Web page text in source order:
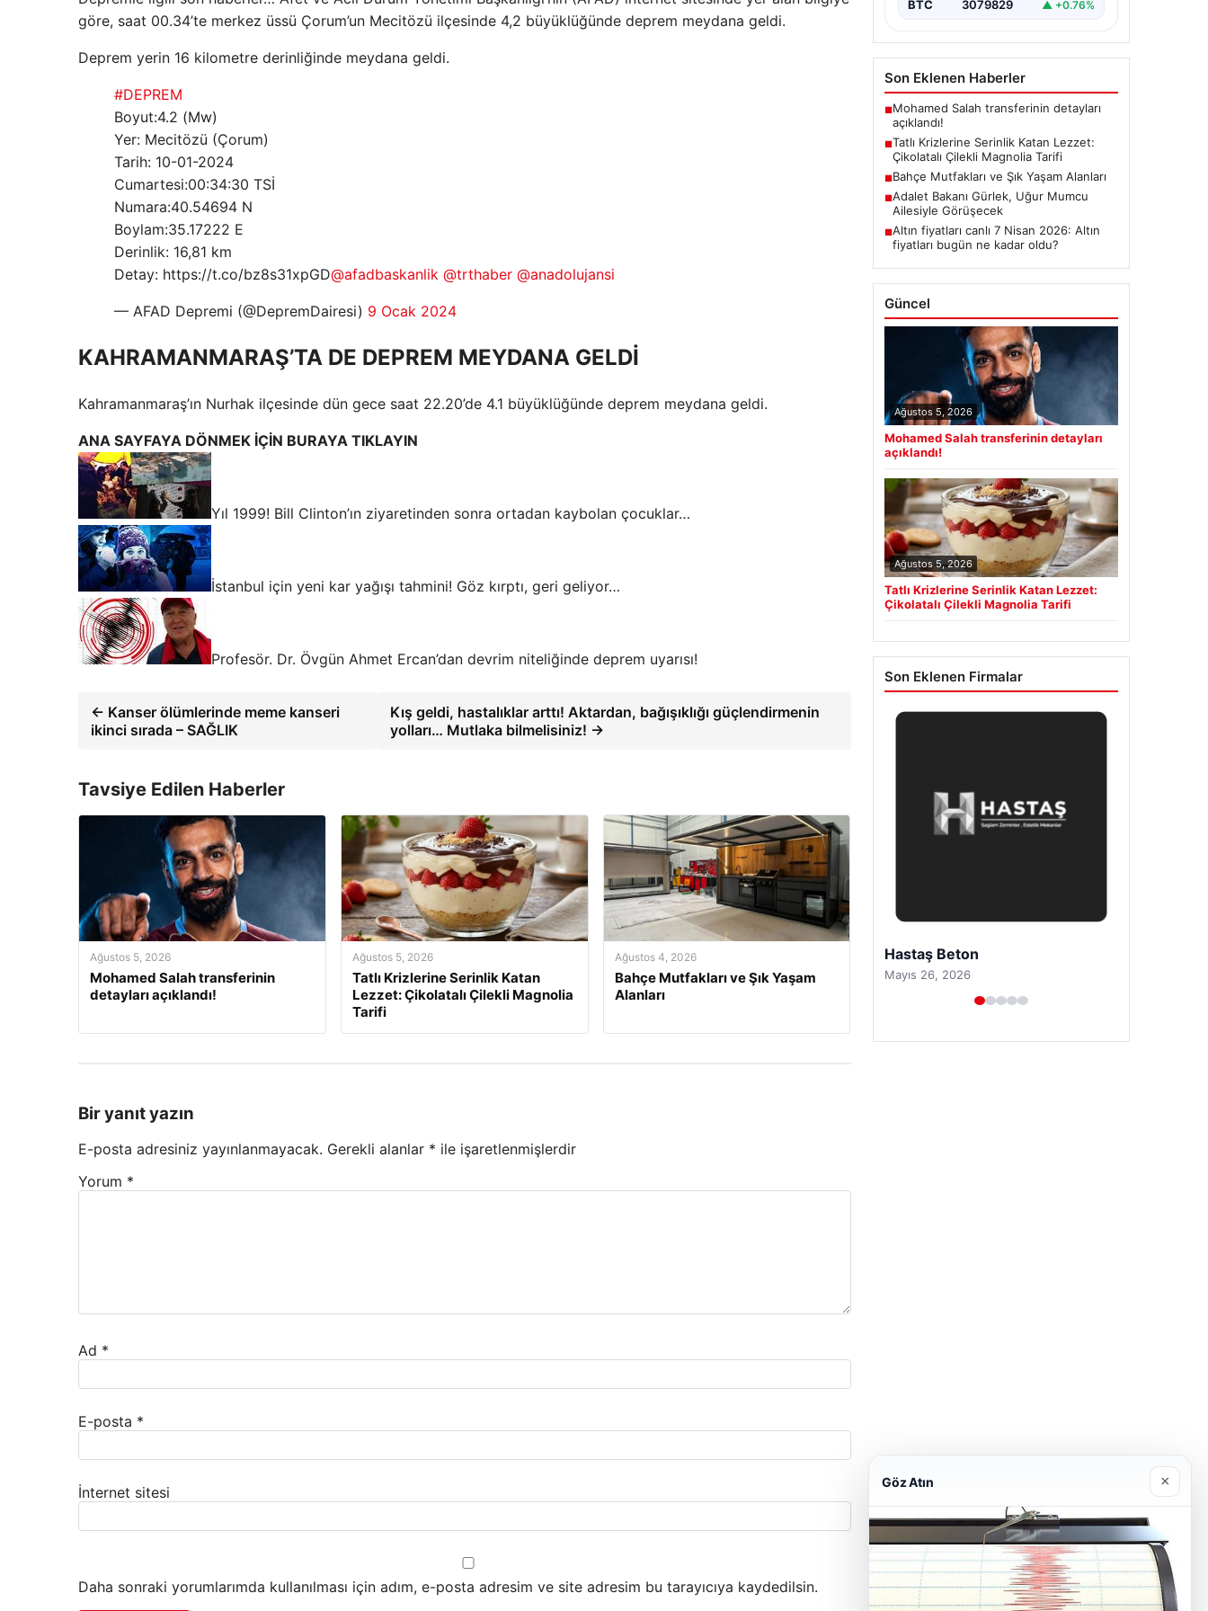
göre, saat 00.34’te merkez üssü Çorum’un Mecitözü ilçesinde 4,2 büyüklüğünde deprem meydana geldi.
Deprem yerin 16 kilometre derinliğinde meydana geldi.
#DEPREM
Boyut:4.2 (Mw)
Yer: Mecitözü (Çorum)
Tarih: 10-01-2024
Cumartesi:00:34:30 TSİ
Numara:40.54694 N
Boylam:35.17222 E
Derinlik: 16,81 km
Detay: https://t.co/bz8s31xpGD@afadbaskanlik @trthaber @anadolujansi
— AFAD Depremi (@DepremDairesi) 9 Ocak 2024
KAHRAMANMARAŞ’TA DE DEPREM MEYDANA GELDİ
Kahramanmaraş’ın Nurhak ilçesinde dün gece saat 22.20’de 4.1 büyüklüğünde deprem meydana geldi.
ANA SAYFAYA DÖNMEK İÇİN BURAYA TIKLAYIN
Yıl 1999! Bill Clinton’ın ziyaretinden sonra ortadan kaybolan çocuklar…
İstanbul için yeni kar yağışı tahmini! Göz kırptı, geri geliyor…
Profesör. Dr. Övgün Ahmet Ercan’dan devrim niteliğinde deprem uyarısı!
← Kanser ölümlerinde meme kanseri
ikinci sırada – SAĞLIK
Kış geldi, hastalıklar arttı! Aktardan, bağışıklığı güçlendirmenin
yolları… Mutlaka bilmelisiniz! →
Tavsiye Edilen Haberler
Ağustos 5, 2026
Mohamed Salah transferinin
detayları açıklandı!
Ağustos 5, 2026
Tatlı Krizlerine Serinlik Katan
Lezzet: Çikolatalı Çilekli Magnolia
Tarifi
Ağustos 4, 2026
Bahçe Mutfakları ve Şık Yaşam
Alanları
Bir yanıt yazın
E-posta adresiniz yayınlanmayacak. Gerekli alanlar * ile işaretlenmişlerdir
Yorum *
Ad *
E-posta *
İnternet sitesi
Daha sonraki yorumlarımda kullanılması için adım, e-posta adresim ve site adresim bu tarayıcıya kaydedilsin.
BTC 3079829 ▲ +0.76%
Son Eklenen Haberler
■Mohamed Salah transferinin detayları
açıklandı!
■Tatlı Krizlerine Serinlik Katan Lezzet:
Çikolatalı Çilekli Magnolia Tarifi
■Bahçe Mutfakları ve Şık Yaşam Alanları
■Adalet Bakanı Gürlek, Uğur Mumcu
Ailesiyle Görüşecek
■Altın fiyatları canlı 7 Nisan 2026: Altın
fiyatları bugün ne kadar oldu?
Güncel
Ağustos 5, 2026
Mohamed Salah transferinin detayları
açıklandı!
Ağustos 5, 2026
Tatlı Krizlerine Serinlik Katan Lezzet:
Çikolatalı Çilekli Magnolia Tarifi
Son Eklenen Firmalar
Prenses Night Club
Nisan 29, 2026
Göz Atın ×